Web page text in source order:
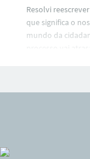
Resolvi
que significa o
mundo da